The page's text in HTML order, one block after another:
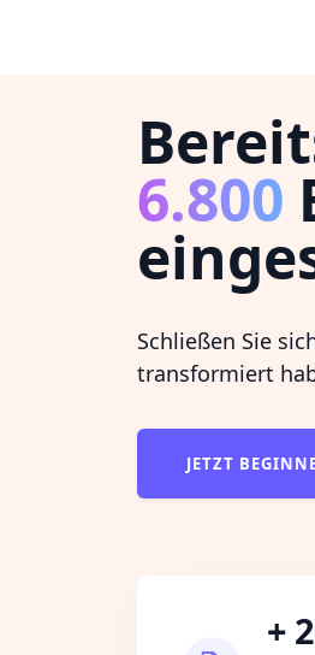
6.800
Schließen Sie
transformiert
JETZT
+